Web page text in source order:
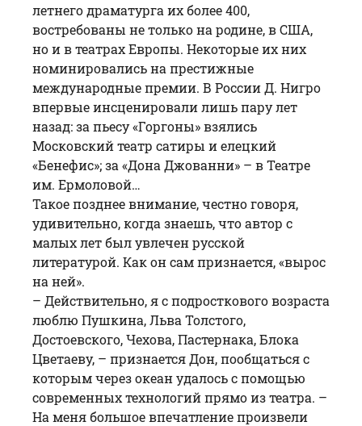
летнего драматурга их более 400,
востребованы не только на родине, в США,
но и в театрах Европы. Некоторые их них
номинировались на престижные
международные премии. В России Д. Нигро
впервые инсценировали лишь пару лет
назад: за пьесу «Горгоны» взялись
Московский театр сатиры и елецкий
«Бенефис»; за «Дона Джованни» – в Театре
им. Ермоловой…
Такое позднее внимание, честно говоря,
удивительно, когда знаешь, что автор с
малых лет был увлечен русской
литературой. Как он сам признается, «вырос
на ней».
– Действительно, я с подросткового возраста
люблю Пушкина, Льва Толстого,
Достоевского, Чехова, Пастернака, Блока
Цветаеву, – признается Дон, пообщаться с
которым через океан удалось с помощью
современных технологий прямо из театра. –
На меня большое впечатление произвели